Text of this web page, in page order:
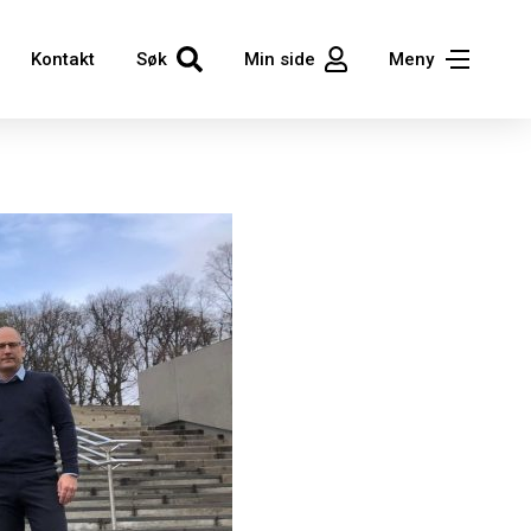
Kontakt Søk Min side Meny